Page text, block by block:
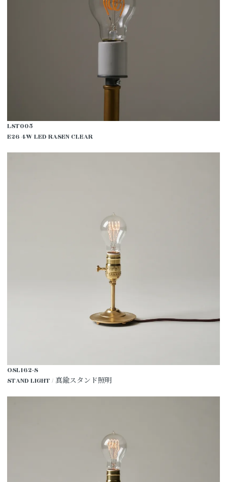
LST005
E26 4W LED RASEN CLEAR
OSL162-S
STAND LIGHT / 真鍮スタンド照明